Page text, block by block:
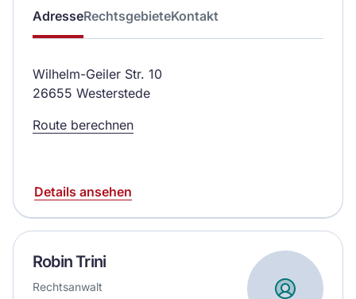
AdresseRechtsgebieteKontakt
Wilhelm-Geiler Str. 10
26655 Westerstede
Route berechnen
Details ansehen
Robin Trini
Rechtsanwalt